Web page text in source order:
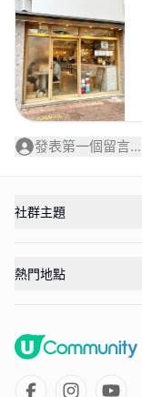
發表第一個留言...
社群主題
熱門地點